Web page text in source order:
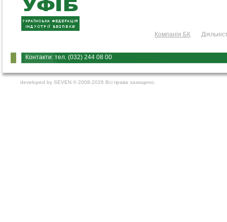
Компанія БК
Контакти: тел. (032) 244 08 00
developed by SEVEN © 2008-2026 Всі права захищено.